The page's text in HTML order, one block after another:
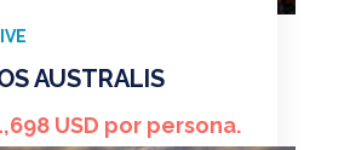
AUSTRALIS
USD por persona.